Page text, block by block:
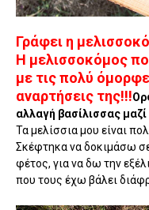
Γράφει η
Η μελισσοκόμος
με τις πολύ
αναρτήσεις της!!!
αλλαγή βασίλισσας μαζί
Τα μελίσσια μου είναι
Σκέφτηκα να δοκιμάσω
φέτος, για να δω την
που τους έχω βάλει